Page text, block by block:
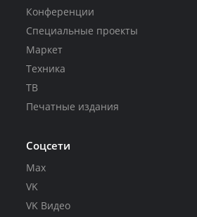
Конференции
Специальные проекты
Маркет
Техника
ТВ
Печатные издания
Соцсети
Max
VK
VK Видео